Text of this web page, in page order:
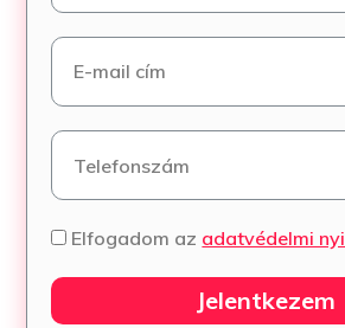
Elfogadom az adatvédelmi
Jelentkezem